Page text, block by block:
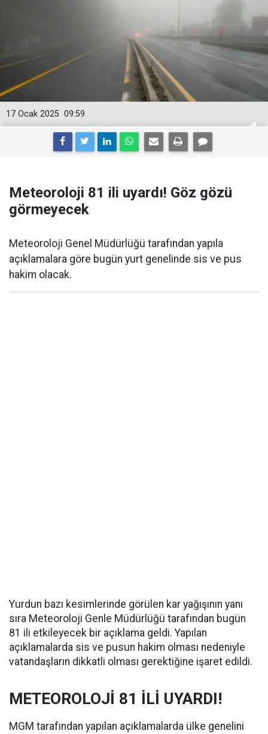
09:59
17 Ocak 2025
Meteoroloji 81 ili uyardı! Göz gözü
görmeyecek
Meteoroloji Genel Müdürlüğü tarafından yapıla
açıklamalara göre bugün yurt genelinde sis ve pus
hakim olacak.
Yurdun bazı kesimlerinde görülen kar yağışının yanı
sıra Meteoroloji Genle Müdürlüğü tarafından bugün
81 ili etkileyecek bir açıklama geldi. Yapılan
açıklamalarda sis ve pusun hakim olması nedeniyle
vatandaşların dikkatli olması gerektiğine işaret edildi.
METEOROLOJİ 81 İLİ UYARDI!
MGM tarafından yapılan açıklamalarda ülke genelini